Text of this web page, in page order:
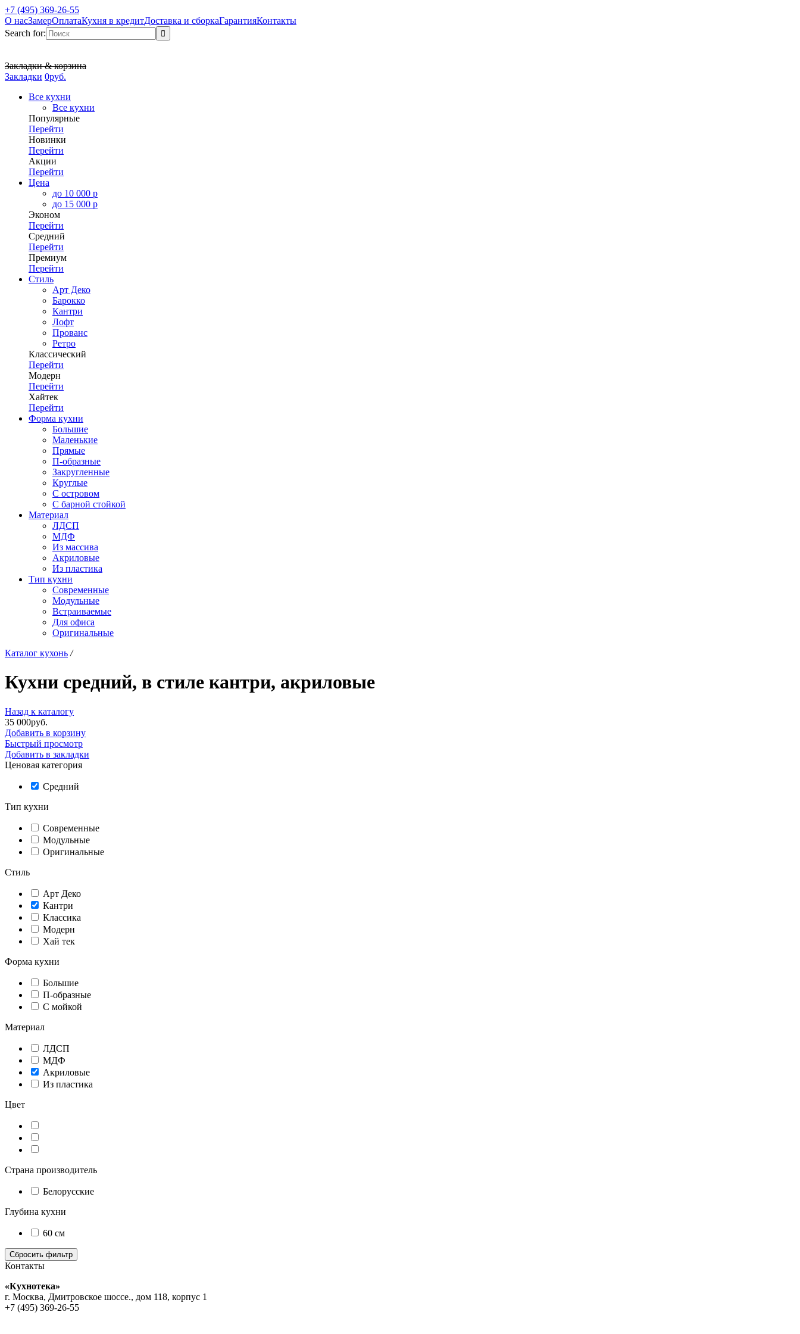
+7 (495) 369-26-55
О насЗамерОплатаКухня в кредитДоставка и сборкаГарантияКонтакты
Search for:
Закладки & корзина
Закладки 0руб.
Все кухни
Все кухни
Популярные
Перейти
Новинки
Перейти
Акции
Перейти
Цена
до 10 000 р
до 15 000 р
Эконом
Перейти
Средний
Перейти
Премиум
Перейти
Стиль
Арт Деко
Барокко
Кантри
Лофт
Прованс
Ретро
Классический
Перейти
Модерн
Перейти
Хайтек
Перейти
Форма кухни
Большие
Маленькие
Прямые
П-образные
Закругленные
Круглые
С островом
С барной стойкой
Материал
ЛДСП
МДФ
Из массива
Акриловые
Из пластика
Тип кухни
Современные
Модульные
Встраиваемые
Для офиса
Оригинальные
Каталог кухонь /
Кухни средний, в стиле кантри, акриловые
Назад к каталогу
35 000руб.
Добавить в корзину
Быстрый просмотр
Добавить в закладки
Ценовая категория
Средний
Тип кухни
Современные
Модульные
Оригинальные
Стиль
Арт Деко
Кантри
Классика
Модерн
Хай тек
Форма кухни
Большие
П-образные
С мойкой
Материал
ЛДСП
МДФ
Акриловые
Из пластика
Цвет
Страна производитель
Белорусские
Глубина кухни
60 см
Контакты
«Кухнотека»
г. Москва, Дмитровское шоссе., дом 118, корпус 1
+7 (495) 369-26-55